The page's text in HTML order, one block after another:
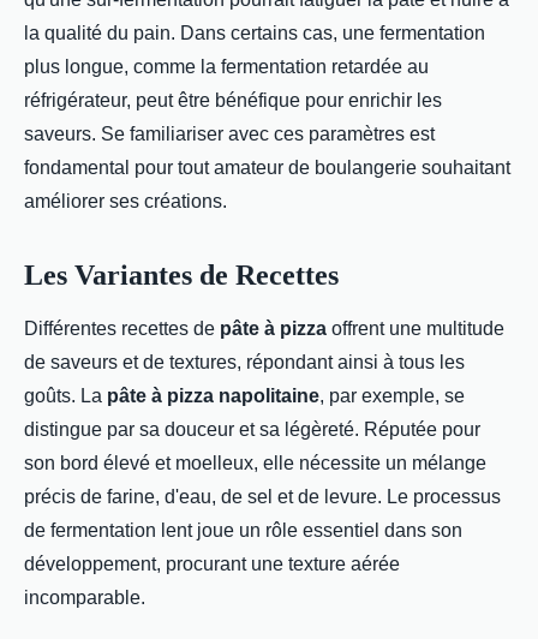
la qualité du pain. Dans certains cas, une fermentation
plus longue, comme la fermentation retardée au
réfrigérateur, peut être bénéfique pour enrichir les
saveurs. Se familiariser avec ces paramètres est
fondamental pour tout amateur de boulangerie souhaitant
améliorer ses créations.
Les Variantes de Recettes
Différentes recettes de pâte à pizza offrent une multitude
de saveurs et de textures, répondant ainsi à tous les
goûts. La pâte à pizza napolitaine, par exemple, se
distingue par sa douceur et sa légèreté. Réputée pour
son bord élevé et moelleux, elle nécessite un mélange
précis de farine, d'eau, de sel et de levure. Le processus
de fermentation lent joue un rôle essentiel dans son
développement, procurant une texture aérée
incomparable.